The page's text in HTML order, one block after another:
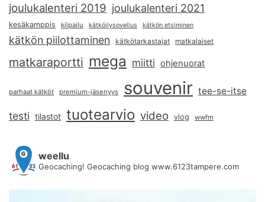
joulukalenteri 2019 joulukalenteri 2021
kesäkamppis kilpailu kätköilysovellus kätkön etsiminen
kätkön piilottaminen kätkötarkastajat matkalaiset
matkaraportti mega miitti ohjenuorat
parhaat kätköt premium-jäsenyys souvenir tee-se-itse
testi tilastot tuotearvio video vlog wwfm
weellu
Geocaching! Geocaching blog www.6123tampere.com